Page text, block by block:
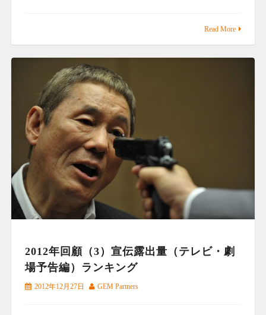
Read More
2012年回顧（3）宣伝露出量（テレビ・劇
場予告編）ランキング
2012年12月27日 GEM Partners